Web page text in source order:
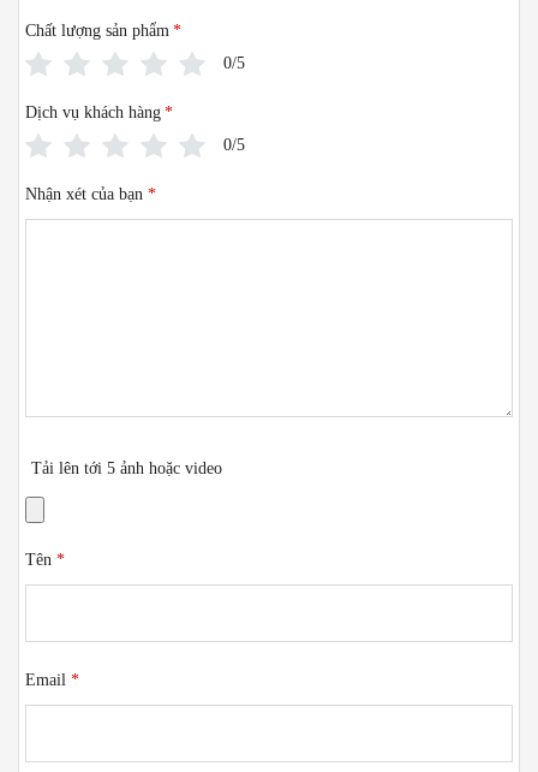
Chất lượng sản phẩm *
0/5
Dịch vụ khách hàng *
0/5
Nhận xét của bạn *
Tải lên tới 5 ảnh hoặc video
Tên *
Email *